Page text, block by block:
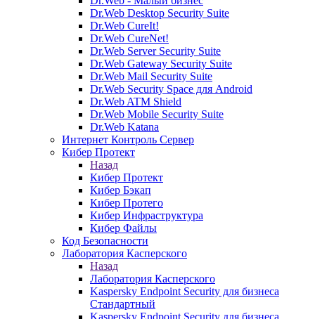
Dr.Web Desktop Security Suite
Dr.Web CureIt!
Dr.Web CureNet!
Dr.Web Server Security Suite
Dr.Web Gateway Security Suite
Dr.Web Mail Security Suite
Dr.Web Security Space для Android
Dr.Web ATM Shield
Dr.Web Mobile Security Suite
Dr.Web Katana
Интернет Контроль Сервер
Кибер Протект
Назад
Кибер Протект
Кибер Бэкап
Кибер Протего
Кибер Инфраструктура
Кибер Файлы
Код Безопасности
Лаборатория Касперского
Назад
Лаборатория Касперского
Kaspersky Endpoint Security для бизнеса
Стандартный
Kaspersky Endpoint Security для бизнеса